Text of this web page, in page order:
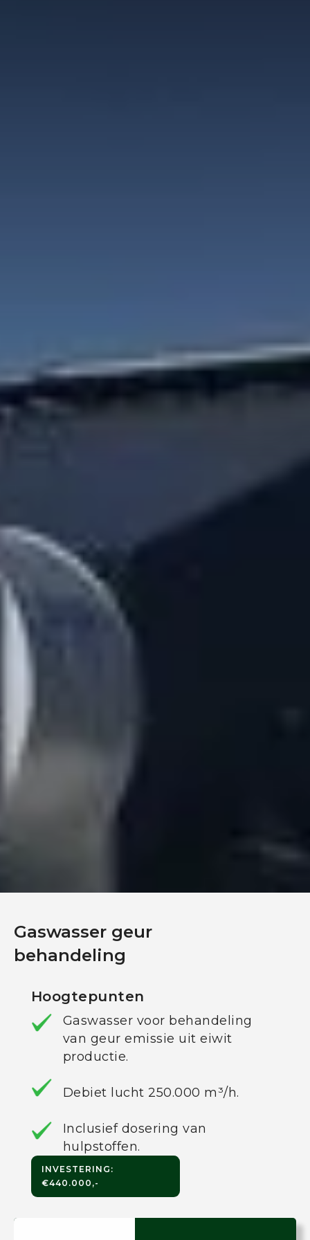
Gaswasser geur
behandeling
Hoogtepunten
Gaswasser voor behandeling
van geur emissie uit eiwit
productie.
Debiet lucht 250.000 m³/h.
Inclusief dosering van
hulpstoffen.
INVESTERING:
€440.000,-